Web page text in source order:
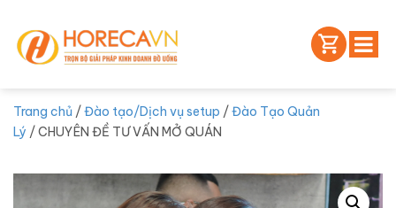
Trang chủ /Đào tạo/Dịch vụ setup /Đào Tạo Quản
Lý / CHUYÊN ĐỀ TƯ VẤN MỞ QUÁN